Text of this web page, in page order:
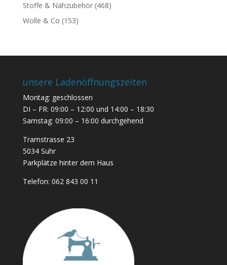
Stoffe & Nähzubehör (468)
Wolle & Co (153)
unsere Ladenöffnungszeiten
Montag: geschlossen
DI – FR: 09:00 – 12:00 und 14:00 – 18:30
Samstag: 09:00 – 16:00 durchgehend
Tramstrasse 23
5034 Suhr
Parkplätze hinter dem Haus
Telefon: 062 843 00 11